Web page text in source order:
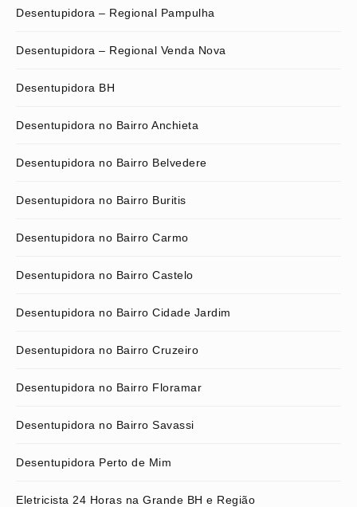
Desentupidora – Regional Pampulha
Desentupidora – Regional Venda Nova
Desentupidora BH
Desentupidora no Bairro Anchieta
Desentupidora no Bairro Belvedere
Desentupidora no Bairro Buritis
Desentupidora no Bairro Carmo
Desentupidora no Bairro Castelo
Desentupidora no Bairro Cidade Jardim
Desentupidora no Bairro Cruzeiro
Desentupidora no Bairro Floramar
Desentupidora no Bairro Savassi
Desentupidora Perto de Mim
Eletricista 24 Horas na Grande BH e Região